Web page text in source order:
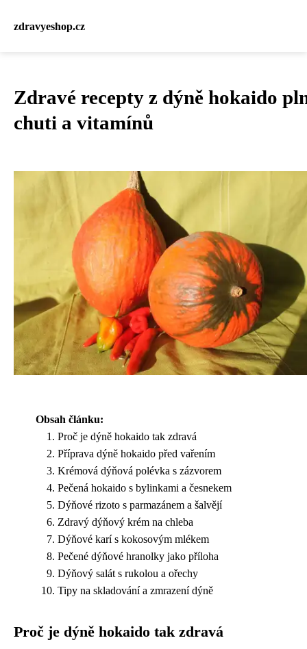
zdravyeshop.cz
Zdravé recepty z dýně hokaido
chuti a vitamínů
Obsah článku:
Proč je dýně hokaido tak zdravá
Příprava dýně hokaido před vařením
Krémová dýňová polévka s zázvorem
Pečená hokaido s bylinkami a česnekem
Dýňové rizoto s parmazánem a šalvějí
Zdravý dýňový krém na chleba
Dýňové karí s kokosovým mlékem
Pečené dýňové hranolky jako příloha
Dýňový salát s rukolou a ořechy
Tipy na skladování a zmrazení dýně
Proč je dýně hokaido tak zdravá